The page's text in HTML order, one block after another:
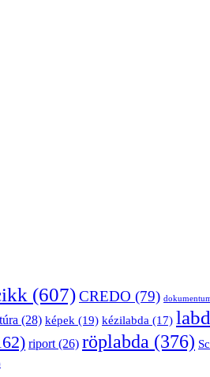
(607)CREDO (79)
(28) képek (19) kézilabda (17)
riport(26) röplabda (376)